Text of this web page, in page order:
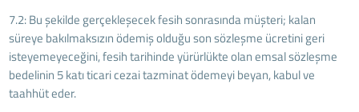
7.2: Bu şekilde gerçekleşecek fesih sonrasında müşteri; kalan
süreye bakılmaksızın ödemiş olduğu son sözleşme ücretini geri
isteyemeyeceğini, fesih tarihinde yürürlükte olan emsal sözleşme
bedelinin 5 katı ticari cezai tazminat ödemeyi beyan, kabul ve
taahhüt eder.